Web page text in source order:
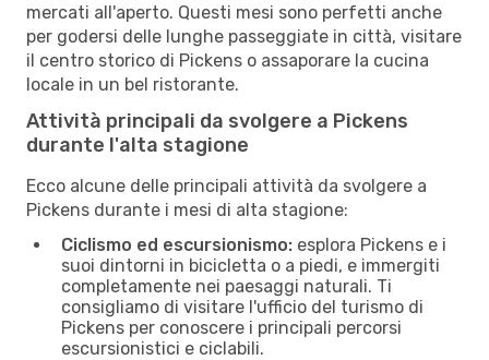
mercati all'aperto. Questi mesi sono perfetti anche
per godersi delle lunghe passeggiate in città, visitare
il centro storico di Pickens o assaporare la cucina
locale in un bel ristorante.
Attività principali da svolgere a Pickens
durante l'alta stagione
Ecco alcune delle principali attività da svolgere a
Pickens durante i mesi di alta stagione:
Ciclismo ed escursionismo: esplora Pickens e i
suoi dintorni in bicicletta o a piedi, e immergiti
completamente nei paesaggi naturali. Ti
consigliamo di visitare l'ufficio del turismo di
Pickens per conoscere i principali percorsi
escursionistici e ciclabili.